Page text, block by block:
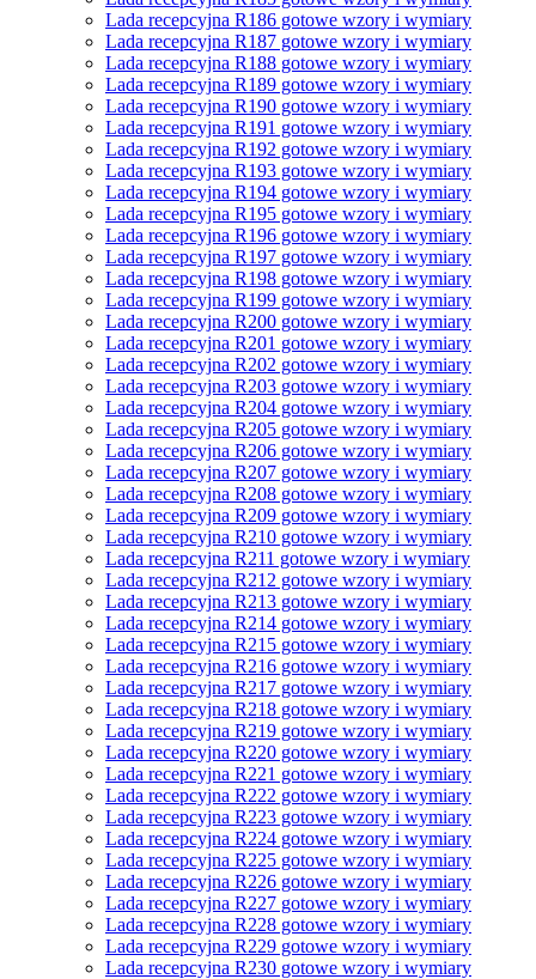
Lada recepcyjna R186 gotowe wzory i wymiary
Lada recepcyjna R187 gotowe wzory i wymiary
Lada recepcyjna R188 gotowe wzory i wymiary
Lada recepcyjna R189 gotowe wzory i wymiary
Lada recepcyjna R190 gotowe wzory i wymiary
Lada recepcyjna R191 gotowe wzory i wymiary
Lada recepcyjna R192 gotowe wzory i wymiary
Lada recepcyjna R193 gotowe wzory i wymiary
Lada recepcyjna R194 gotowe wzory i wymiary
Lada recepcyjna R195 gotowe wzory i wymiary
Lada recepcyjna R196 gotowe wzory i wymiary
Lada recepcyjna R197 gotowe wzory i wymiary
Lada recepcyjna R198 gotowe wzory i wymiary
Lada recepcyjna R199 gotowe wzory i wymiary
Lada recepcyjna R200 gotowe wzory i wymiary
Lada recepcyjna R201 gotowe wzory i wymiary
Lada recepcyjna R202 gotowe wzory i wymiary
Lada recepcyjna R203 gotowe wzory i wymiary
Lada recepcyjna R204 gotowe wzory i wymiary
Lada recepcyjna R205 gotowe wzory i wymiary
Lada recepcyjna R206 gotowe wzory i wymiary
Lada recepcyjna R207 gotowe wzory i wymiary
Lada recepcyjna R208 gotowe wzory i wymiary
Lada recepcyjna R209 gotowe wzory i wymiary
Lada recepcyjna R210 gotowe wzory i wymiary
Lada recepcyjna R211 gotowe wzory i wymiary
Lada recepcyjna R212 gotowe wzory i wymiary
Lada recepcyjna R213 gotowe wzory i wymiary
Lada recepcyjna R214 gotowe wzory i wymiary
Lada recepcyjna R215 gotowe wzory i wymiary
Lada recepcyjna R216 gotowe wzory i wymiary
Lada recepcyjna R217 gotowe wzory i wymiary
Lada recepcyjna R218 gotowe wzory i wymiary
Lada recepcyjna R219 gotowe wzory i wymiary
Lada recepcyjna R220 gotowe wzory i wymiary
Lada recepcyjna R221 gotowe wzory i wymiary
Lada recepcyjna R222 gotowe wzory i wymiary
Lada recepcyjna R223 gotowe wzory i wymiary
Lada recepcyjna R224 gotowe wzory i wymiary
Lada recepcyjna R225 gotowe wzory i wymiary
Lada recepcyjna R226 gotowe wzory i wymiary
Lada recepcyjna R227 gotowe wzory i wymiary
Lada recepcyjna R228 gotowe wzory i wymiary
Lada recepcyjna R229 gotowe wzory i wymiary
Lada recepcyjna R230 gotowe wzory i wymiary